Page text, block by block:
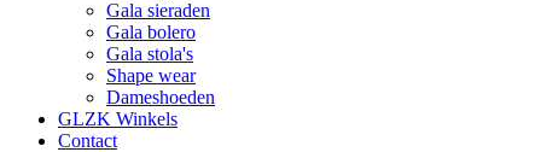
Gala sieraden
Gala bolero
Gala stola's
Shape wear
Dameshoeden
GLZK Winkels
Contact